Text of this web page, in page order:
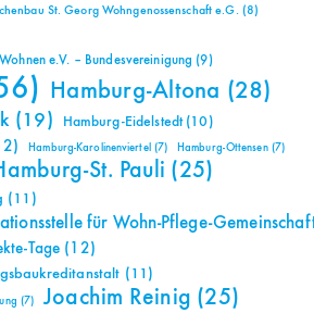
St. Georg Wohngenossenschaft e.G. (8)
e.V. – Bundesvereinigung (9)
Hamburg-Altona (28)
(19) Hamburg-Eidelstedt(10)
Hamburg-Karolinenviertel (7) Hamburg-Ottensen(7)
St. Pauli (25)
(11)
für Wohn-Pflege-
Tage (12)
(11)
(7) Joachim Reinig (25)